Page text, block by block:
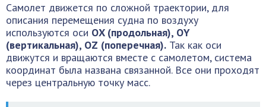
Самолет движется по сложной траектории, для
описания перемещения судна по воздуху
используются оси ОX (продольная), ОY
(вертикальная), ОZ (поперечная). Так как оси
движутся и вращаются вместе с самолетом, система
координат была названа связанной. Все они проходят
через центральную точку масс.